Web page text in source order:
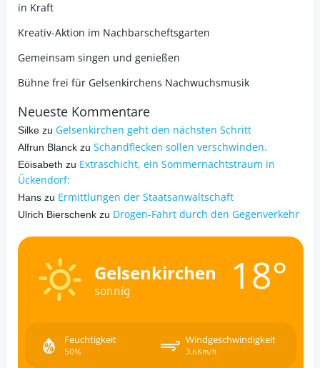
in Kraft
Kreativ-Aktion im Nachbarscheftsgarten
Gemeinsam singen und genießen
Bühne frei für Gelsenkirchens Nachwuchsmusik
Neueste Kommentare
Silke zu Gelsenkirchen geht den nächsten Schritt
Alfrun Blanck zu Schandflecken sollen verschwinden.
Eöisabeth zu Extraschicht, ein Sommernachtstraum in
Ückendorf:
Hans zu Ermittlungen der Staatsanwaltschaft
Ulrich Bierschenk zu Drogen-Fahrt durch den Gegenverkehr
Gelsenkirchen
sonnig 18°
Feuchtigkeit
50%
Windgeschwindigkeit
3.6Km/h